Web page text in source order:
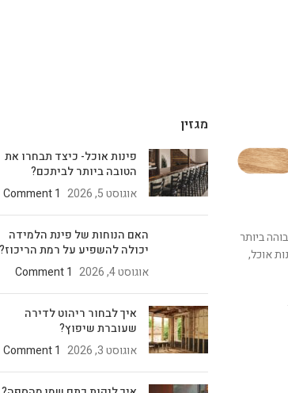
ביותר
אוכל,
מגזין
פינות אוכל- כיצד תבחרו את
הטובה ביותר לביתכם?
אוגוסט 5, 2026
1 Comment
האם הנוחות של פינת הלמידה
יכולה להשפיע על רמת הריכוז?
אוגוסט 4, 2026
1 Comment
איך לבחור ריהוט לדירה
שעוברת שיפוץ?
אוגוסט 3, 2026
1 Comment